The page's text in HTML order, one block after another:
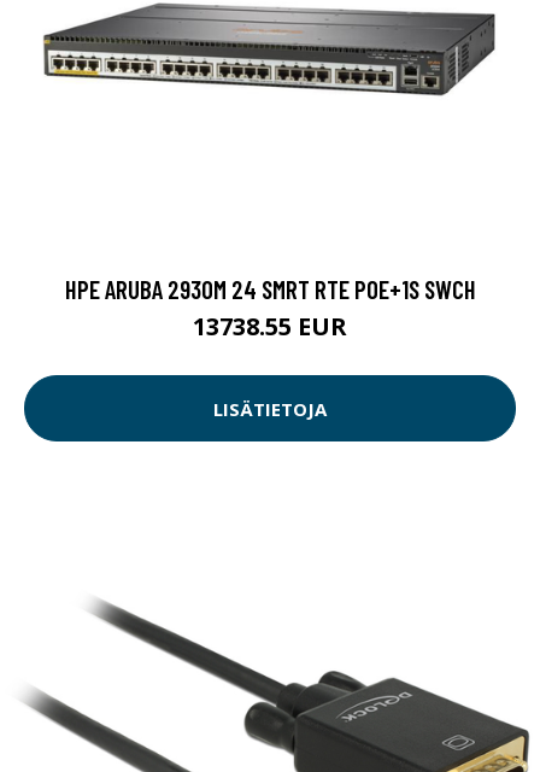
HPE ARUBA 2930M 24 SMRT RTE POE+1S SWCH
13738.55 EUR
LISÄTIETOJA